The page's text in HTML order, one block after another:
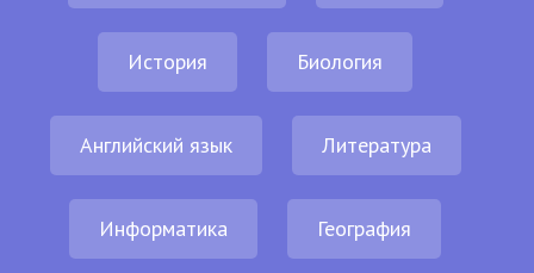
История Биология
Английский язык Литература
Информатика География